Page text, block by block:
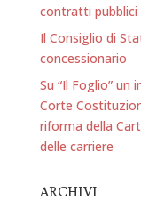
contratti pubblici
Il Consiglio di
concessionario
Su “Il Foglio” un
Corte
riforma della
delle carriere
ARCHIVI